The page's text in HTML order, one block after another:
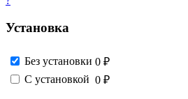
Установка
Без установки 0 ₽
С установкой 0 ₽